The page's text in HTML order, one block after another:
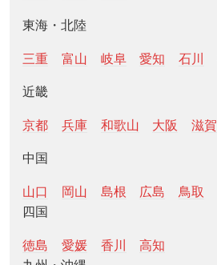
東海・北陸
三重 富山 岐阜 愛知 石川
近畿
京都 兵庫 和歌山 大阪 滋賀
中国
山口 岡山 島根 広島
鳥取
四国
徳島 愛媛 香川
高知